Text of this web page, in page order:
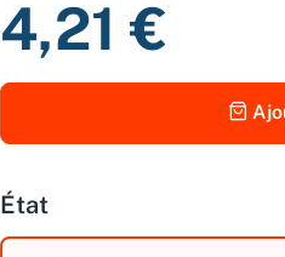
4,21 €
État